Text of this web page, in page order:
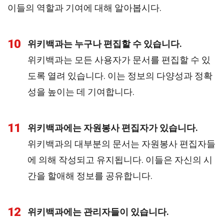
이들의 역할과 기여에 대해 알아봅시다.
10
위키백과는 누구나 편집할 수 있습니다.
위키백과는 모든 사용자가 문서를 편집할 수 있
도록 열려 있습니다. 이는 정보의 다양성과 정확
성을 높이는 데 기여합니다.
11
위키백과에는 자원봉사 편집자가 있습니다.
위키백과의 대부분의 문서는 자원봉사 편집자들
에 의해 작성되고 유지됩니다. 이들은 자신의 시
간을 할애해 정보를 공유합니다.
12
위키백과에는 관리자들이 있습니다.